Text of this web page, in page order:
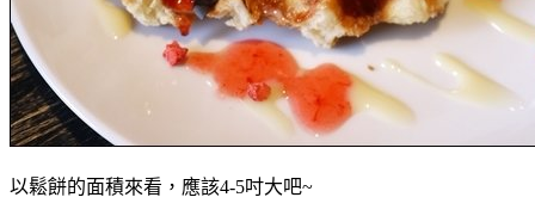
以鬆餅的面積來看，應該4-5吋大吧~